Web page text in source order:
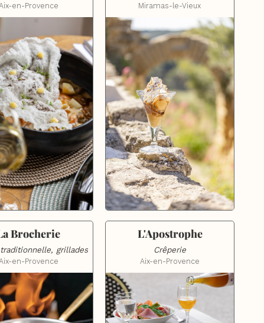
en-Provence
Brocherie
grillades
en-Provence
Miramas-le-Vieux
L'Apostrophe
Crêperie
Aix-en-Provence